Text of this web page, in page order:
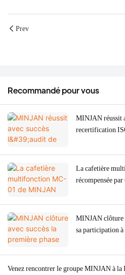
Prev
Recommandé pour vous
MINJAN réussit
recertification
hachoirs à
La cafetière
récompensée
MINJAN clôture
sa participation à
pour ses
Venez rencontrer le groupe MINJAN à la